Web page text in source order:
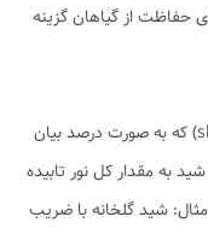
حفاظت از گیاهان گزینه
ضریب سایه اندازی توری سایبان (shade factor) که به صورت درصد بیان
به مقدار کل نور تابیده
شید گلخانه با ضریب